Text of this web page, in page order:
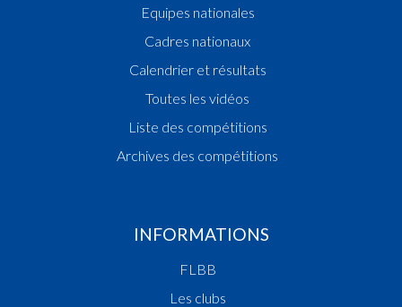
Equipes nationales
Cadres nationaux
Calendrier et résultats
Toutes les vidéos
Liste des compétitions
Archives des compétitions
INFORMATIONS
FLBB
Les clubs